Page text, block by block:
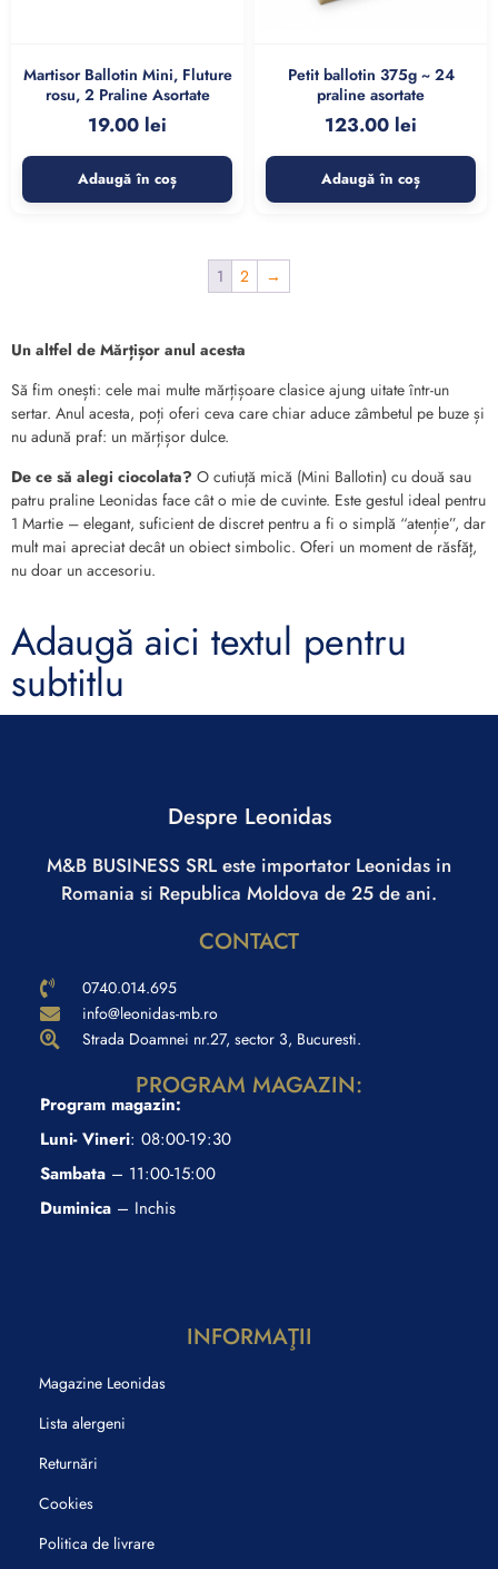
Martisor Ballotin Mini, Fluture
rosu, 2 Praline Asortate
19.00 lei
Adaugă în coș
Petit ballotin 375g ~ 24
praline asortate
123.00 lei
Adaugă în coș
1 2 →
Un altfel de Mărțișor anul acesta
Să fim onești: cele mai multe mărțișoare clasice ajung uitate într-un
sertar. Anul acesta, poți oferi ceva care chiar aduce zâmbetul pe buze și
nu adună praf: un mărțișor dulce.
De ce să alegi ciocolata? O cutiuță mică (Mini Ballotin) cu două sau
patru praline Leonidas face cât o mie de cuvinte. Este gestul ideal pentru
1 Martie – elegant, suficient de discret pentru a fi o simplă “atenție”, dar
mult mai apreciat decât un obiect simbolic. Oferi un moment de răsfăț,
nu doar un accesoriu.
Adaugă aici textul pentru
subtitlu
Despre Leonidas
M&B BUSINESS SRL este importator Leonidas in
Romania si Republica Moldova de 25 de ani.
CONTACT
0740.014.695
info@leonidas-mb.ro
Strada Doamnei nr.27, sector 3, Bucuresti.
PROGRAM MAGAZIN:
Program magazin:
Luni- Vineri: 08:00-19:30
Sambata – 11:00-15:00
Duminica – Inchis
INFORMAŢII
Magazine Leonidas
Lista alergeni
Returnări
Cookies
Politica de livrare